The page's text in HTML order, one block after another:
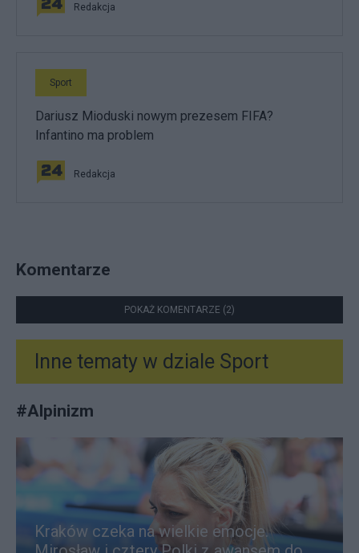
Redakcja
Sport
Dariusz Mioduski nowym prezesem FIFA?
Infantino ma problem
Redakcja
Komentarze
POKAŻ KOMENTARZE (2)
Inne tematy w dziale Sport
#Alpinizm
Kraków czeka na wielkie emocje.